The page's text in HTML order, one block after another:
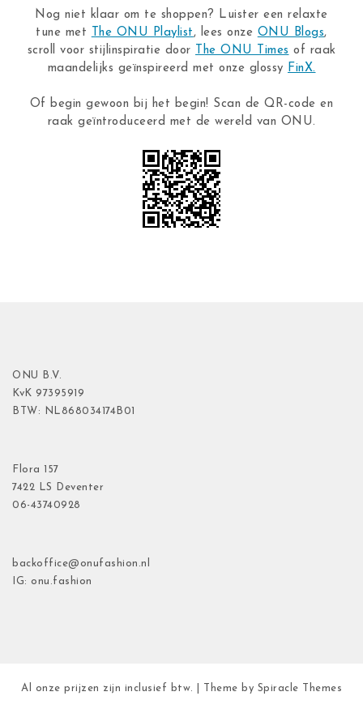
Nog niet klaar om te shoppen? Luister een relaxte
tune met
The ONU Playlist , lees onze ONU Blogs,
scroll voor stijlinspiratie door
The ONU Times of raak
maandelijks geïnspireerd met onze glossy FinX.
Of begin gewoon bij het begin! Scan de QR-code en
raak geïntroduceerd met de wereld van ONU.
ONU B.V.
KvK 97395919
BTW: NL868034174B01
Flora 157
7422 LS Deventer
06-43740928
backoffice@onufashion.nl
IG: onu.fashion
Al onze prijzen zijn inclusief btw. | Theme by Spiracle Themes